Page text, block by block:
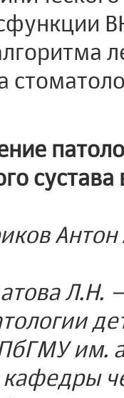
сустава
Л.Н.
им.
кафедры